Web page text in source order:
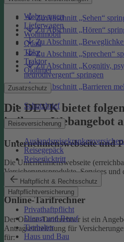
Wohnwagen
Lieferwagen
Wohnmobil
Quad
Trike
Traktor
Oldtimer
Zusatzschutz
Schutzbrief
Reiseversicherung
Reisegepäck
Reiserücktritt
Haftpflicht & Rechtsschutz
Haftpflichtversicherung
Privathaftpflicht
Dienst und Beruf
Tierhalter
Haus und Bau
Zu Abschnitt „Sehen“
Zu Abschnitt „Hören“
Zu Abschnitt
Zu Abschnitt „Sprechen“
Zu Abschnitt „Kognitiv,
neurodivergent“ springen
Zu Abschnitt „Barrieren
Die DEVK bietet
in ihrem Webangebot
Unternehmenswebseite und
Die Unternehmenswebseite
Versicherungsprodukte, Services
DEVK.
Online-Tarifrechner
Der Online-Tarifrechner ist ein
Antragseinreichung für
für: